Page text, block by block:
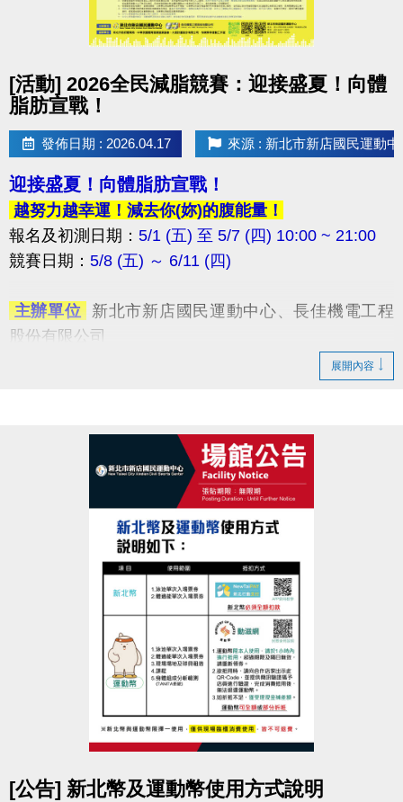
[活動] 2026全民減脂競賽：迎接盛夏！向體
脂肪宣戰！
發佈日期 : 2026.04.17 來源 : 新北市新店國民運動中
迎接盛夏！向體脂肪宣戰！
越努力越幸運！減去你(妳)的腹能量！
報名及初測日期： 5/1 (五) 至 5/7 (四) 10:00 ~ 21:00
競賽日期： 5/8 (五) ～ 6/11 (四) ​
​ 主辦單位 新北市新店國民運動中心、長佳機電工程
股份有限公司
新北市政府體育局、中華民國體育健康推
廣協會、火星計畫股份有限公司、快樂夥伴運動工作
新北市新店國民運動中心3F體適能中心
須年滿18歲以上，無心血管疾病或危險性慢性疾病
(參賽者務必審慎評估，如因身體疾病不適本活動者請
於活動報名期間，
攜帶1吋大頭照至 中心3F櫃台
體適能中心月卡1,500元 (總價值2,250元起)
即可免費報名參加減脂競賽，
參賽選手須本人報名填寫活動報名表及參賽切結書
1. 體適能中心月卡1張(原價1,500元/人)
展開內容
[公告] 新北幣及運動幣使用方式說明